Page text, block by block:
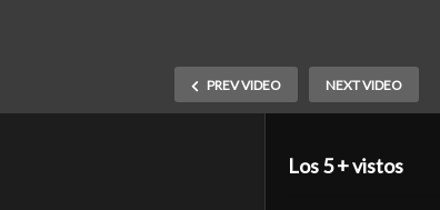
PREV VIDEO NEXT VIDEO
Los 5 + vistos